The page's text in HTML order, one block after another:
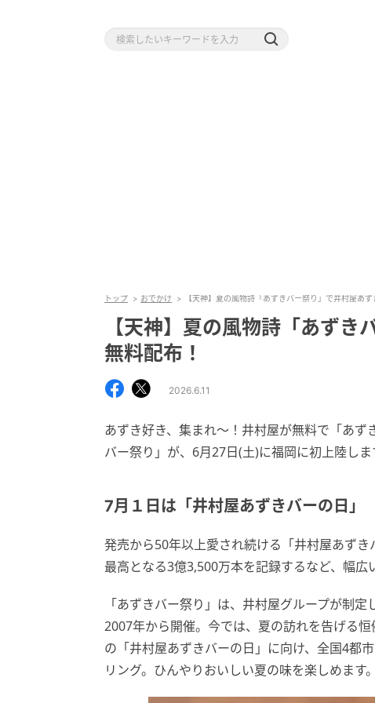
トップ おでかけ 【天神】夏の風物詩「あずきバー祭り」で井村屋あず
【天神】夏の風物詩「あず
無料配布！
2026.6.11
あずき好き、集まれ〜！井村屋が無料で「あ
バー祭り」が、6月27日(土)に福岡に初上陸しま
7月１日は「井村屋あずきバーの日」
発売から50年以上愛され続ける「井村屋あず
最高となる3億3,500万本を記録するなど、幅広
「あずきバー祭り」は、井村屋グループが制
2007年から開催。今では、夏の訪れを告げる
の「井村屋あずきバーの日」に向け、全国4都
リング。ひんやりおいしい夏の味を楽しめます。